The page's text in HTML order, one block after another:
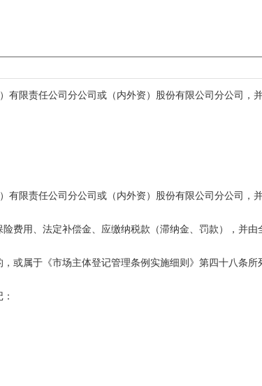
限责任公司分公司或（内外资）股份有限公司分公司，
限责任公司分公司或（内外资）股份有限公司分公司，
费用、法定补偿金、应缴纳税款（滞纳金、罚款），并由
或属于《市场主体登记管理条例实施细则》第四十八条所